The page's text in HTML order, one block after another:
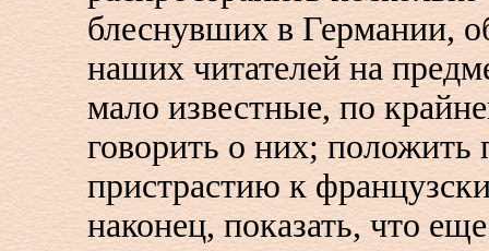
блеснувших в Германии,
наших читателей на
мало известные, по
говорить о них;
пристрастию к
наконец, показать, что